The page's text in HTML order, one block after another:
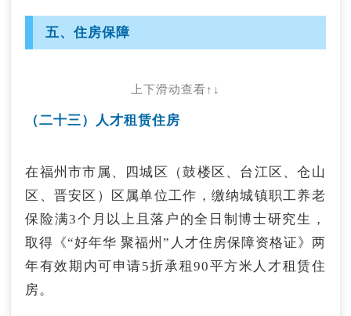
予硕士每人3万元、本科每人1.5万元人才奖励
（分两次发放）。
向所属县（市、区）人社局申报。联系电话：
0591-83336454。
“985”、“211”高校、境外著名大学毕业，所学专
业对应的学科门类为工学（学位证书应为工学硕
士/学士），毕业后三年内，近一年内到福州
市“规模以上企业”（由县区统计局、工信局或商
务局认定）工作，企业支付年薪达到福州市上一
年度城镇单位在岗职工平均工资（2023年度为
年，累计次数均不超过3次，政府部门按实际贷
1.电脑端：登录“福建省金融服务云平
2.移动端：关注“福建金服云”微信公众号→“热
点政策”→“创业担保贷”。咨询电话：0591-
83853051。
（二十）一次性创业补贴
毕业五年内的全日制普通大中专院校毕业生，首
五、住房保障
上下滑动查看↑↓
（二十三）人才租赁住房
在福州市市属、四城区（鼓楼区、台江区、仓山
区、晋安区）区属单位工作，缴纳城镇职工养老
保险满3个月以上且落户的全日制博士研究生，
取得《“好年华 聚福州”人才住房保障资格证》两
年有效期内可申请5折承租90平方米人才租赁住
房。